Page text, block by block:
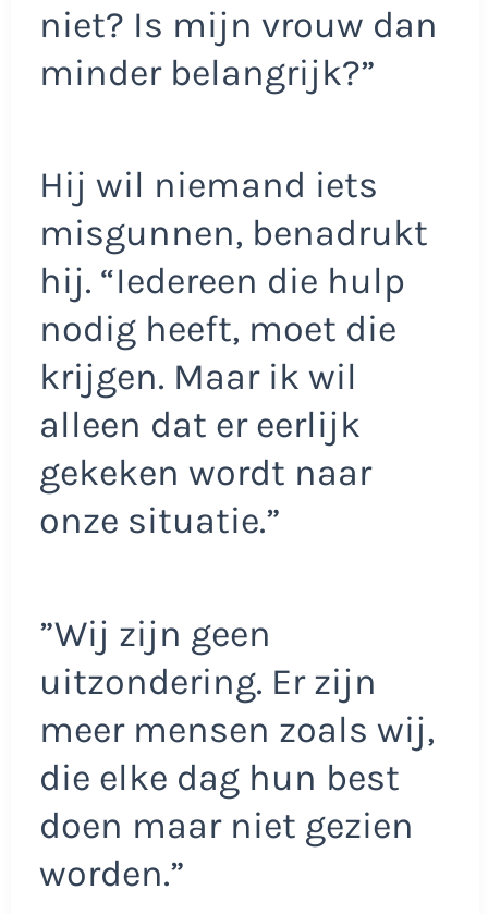
niet? Is mijn vrouw dan
minder belangrijk?”
Hij wil niemand iets
misgunnen, benadrukt
hij. “Iedereen die hulp
nodig heeft, moet die
krijgen. Maar ik wil
alleen dat er eerlijk
gekeken wordt naar
onze situatie.”
”Wij zijn geen
uitzondering. Er zijn
meer mensen zoals wij,
die elke dag hun best
doen maar niet gezien
worden.”